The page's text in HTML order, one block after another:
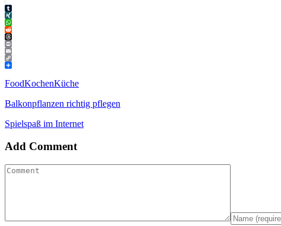
Tumblr
XING
WhatsApp
Reddit
Threads
Print
Email
Copy
Link
Teilen
FoodKochenKüche
Balkonpflanzen richtig pflegen
Spielspaß im Internet
Add Comment